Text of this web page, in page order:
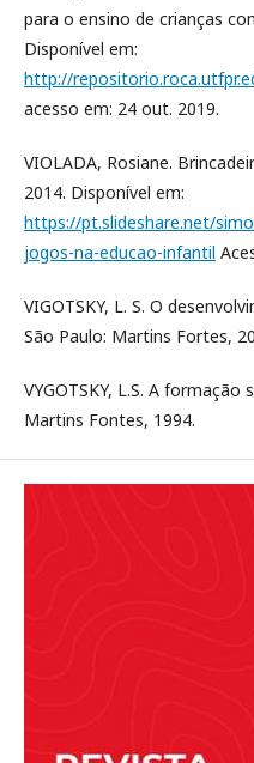
para o ensino de crianças
Disponível em:
http://
acesso em: 24 out. 2019.
VIOLADA, Rosiane.
2014. Disponível em:
https://pt.slideshare.net/
jogos-na-educao-infantil
VIGOTSKY, L. S. O
São Paulo: Martins Fortes,
VYGOTSKY, L.S. A
Martins Fontes, 1994.